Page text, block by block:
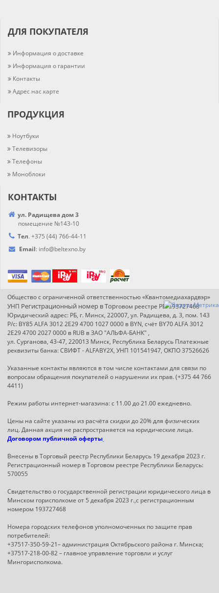
ДЛЯ ПОКУПАТЕЛЯ
Информация о доставке
Информация о гарантии
Контакты
Адрес нас карте
ПРОДУКЦИЯ
Ноутбуки
Телевизоры
Телефоны
Моноблоки
КОНТАКТЫ
ул. Радищева дом 3
помещение №143-10
Тел. +375 (44) 766-44-11
Email: info@beltexno.by
Общество с ограниченной ответственностью «Квантомедиахардвэр»
УНП Регистрационный номер в Торговом реестре РБ: 193727468
Юридический адрес: РБ, г. Минск, 220007, ул. Радищева, д. 3, пом. 143
Р/с: BY85 ALFA 3012 2E29 4700 1027 0000 в BYN, счёт BY70 ALFA 3012
2E29 4700 2027 0000 в RUB в ЗАО "АЛЬФА-БАНК" ,
ул. Сурганова, 43-47, 220013 Минск, Республика Беларусь Платежные
реквизиты банка: СВИФТ - ALFABY2X, УНП 101541947, ОКПО 37526626
Указанные контакты являются в том числе контактами для связи по
вопросам обращения покупателей о нарушении их прав. (+375 44 766
4411)
Режим работы интернет-магазина: с 11.00 до 21.00 ежедневно.
Цены на сайте указаны из расчёта скидки до 20% для физических
лиц. Данная акция не распространяется на юридические лица.
Договором публичной оферты
Внесены в Торговый реестр Республики Беларусь 19 декабря 2023 г.
Регистрационный номер в Торговом реестре Республики Беларусь:
570055
Свидетельство о государственной регистрации юридического лица в
Минском горисполкоме от 5 декабря 2023 г.,с регистрационным
номером 193727468
Номера городских телефонов уполномоченных по защите прав
потребителей:
+37517-350-59-21– администрация Октябрьского района г. Минска;
+37517-218-00-82 – главное управление торговли и услуг
Мингорисполкома.